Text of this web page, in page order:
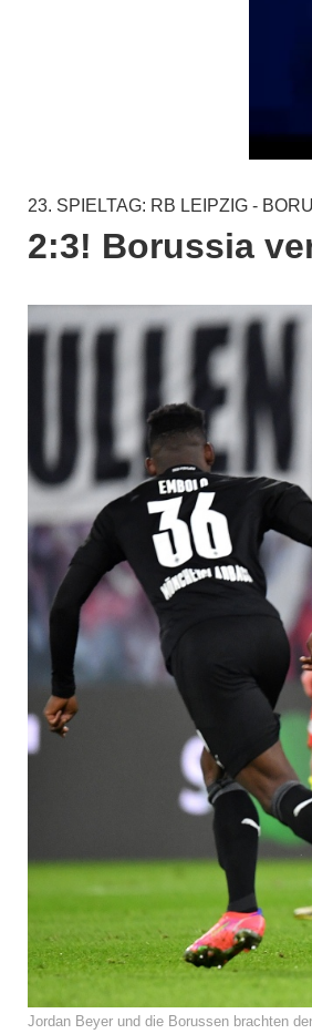
23. SPIELTAG: RB LEIPZIG -
2:3! Borussia
Jordan Beyer und die Borussen brachten